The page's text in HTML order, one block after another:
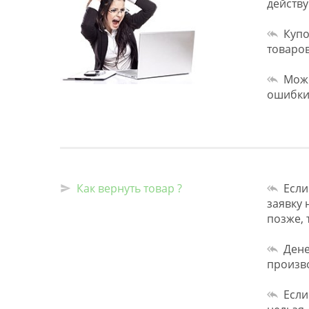
Как вернуть товар ?
заявку
позже,